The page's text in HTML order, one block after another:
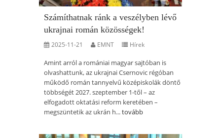
Számíthatnak ránk a veszélyben lévő
ukrajnai román közösségek!
2025-11-21 EMNT Hírek
Amint arról a romániai magyar sajtóban is
olvashattunk, az ukrajnai Csernovic régóban
működő román tannyelvű középiskolák döntő
többségét 2027. szeptember 1-től – az
elfogadott oktatási reform keretében –
megszüntetik az ukrán h...tovább